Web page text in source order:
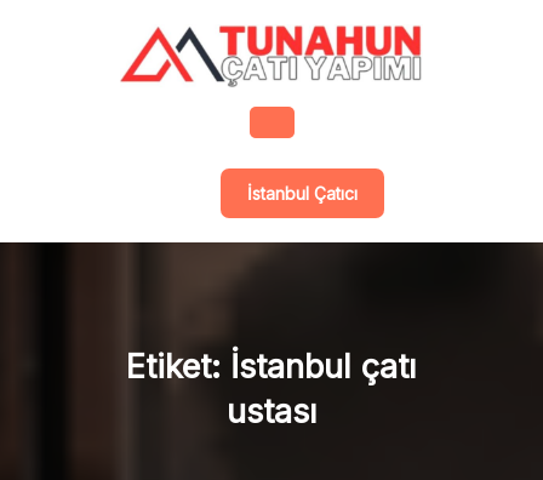
Open
Button
İstanbul Çatıcı
Etiket: İstanbul çatı
ustası